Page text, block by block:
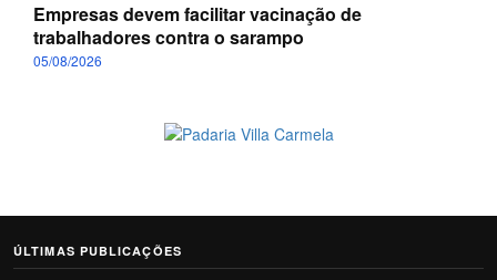
Empresas devem facilitar vacinação de
trabalhadores contra o sarampo
05/08/2026
ÚLTIMAS PUBLICAÇÕES